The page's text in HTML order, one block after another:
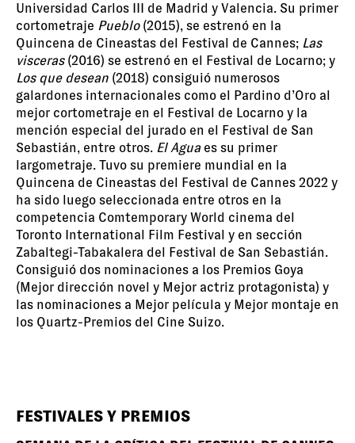
Universidad Carlos III de Madrid y Valencia. Su primer
cortometraje Pueblo(2015), se estrenó en la
Quincena de Cineastas del Festival de Cannes; Las
visceras(2016) se estrenó en el Festival de Locarno; y
Los que desean (2018) consiguió numerosos
galardones internacionales como el Pardino d’Oro al
mejor cortometraje en el Festival de Locarno y la
mención especial del jurado en el Festival de San
Sebastián, entre otros. El Agua es su primer
largometraje. Tuvo su premiere mundial en la
Quincena de Cineastas del Festival de Cannes 2022 y
ha sido luego seleccionada entre otros en la
competencia Comtemporary World cinema del
Toronto International Film Festival y en sección
Zabaltegi-Tabakalera del Festival de San Sebastián.
Consiguió dos nominaciones a los Premios Goya
(Mejor dirección novel y Mejor actriz protagonista) y
las nominaciones a Mejor película y Mejor montaje en
los Quartz-Premios del Cine Suizo.
FESTIVALES Y PREMIOS